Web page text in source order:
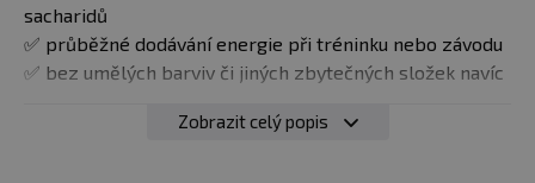
sacharidů
✅ průběžné dodávání energie při tréninku nebo závodu
✅ bez umělých barviv či jiných zbytečných složek navíc
Zobrazit celý popis